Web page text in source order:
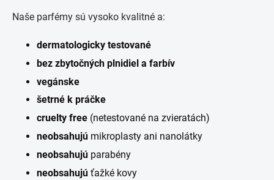
Naše parfémy sú vysoko kvalitné a:
dermatologicky testované
bez zbytočných plnidiel a farbív
vegánske
šetrné k práčke
cruelty free (netestované na zvieratách)
neobsahujú mikroplasty ani nanolátky
neobsahujú parabény
neobsahujú ťažké kovy